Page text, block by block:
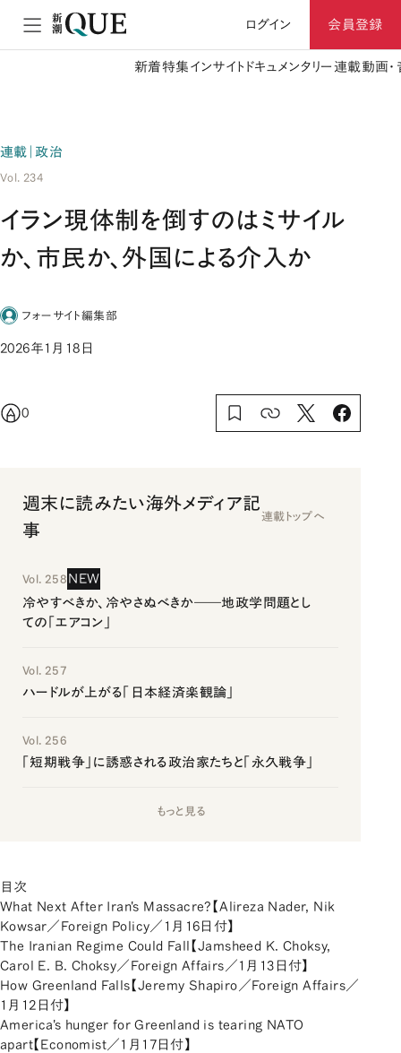
ログイン 会員登録
新着特集 インサイト ドキュメンタリー 連載動画
連載｜政治
Vol. 234
イラン現体制を倒すのはミサイル
か、市民か、外国による介入か
フォーサイト編集部
2026年1月18日
0
週末に読みたい海外メディア記
事
連載トップへ
Vol. 258 NEW
冷やすべきか、冷やさぬべきか――地政学問題とし
ての「エアコン」
Vol. 257
ハードルが上がる「日本経済楽観論」
Vol. 256
「短期戦争」に誘惑される政治家たちと「永久戦争」
もっと見る
目次
What Next After Iran's Massacre?【Alireza Nader, Nik
Kowsar／Foreign Policy／1月16日付】
The Iranian Regime Could Fall【Jamsheed K. Choksy,
Carol E. B. Choksy／Foreign Affairs／1月13日付】
How Greenland Falls【Jeremy Shapiro／Foreign Affairs／
1月12日付】
America's hunger for Greenland is tearing NATO
apart【Economist／1月17日付】